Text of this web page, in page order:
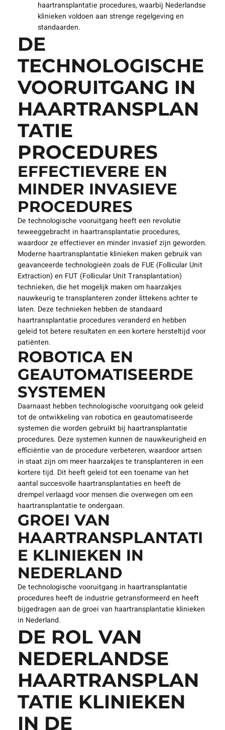
haartransplantatie procedures, waarbij Nederlandse
klinieken voldoen aan strenge regelgeving en
standaarden.
DE
TECHNOLOGISCHE
VOORUITGANG IN
HAARTRANSPLAN
TATIE
PROCEDURES
EFFECTIEVERE EN
MINDER INVASIEVE
PROCEDURES
De technologische vooruitgang heeft een revolutie
teweeggebracht in haartransplantatie procedures,
waardoor ze effectiever en minder invasief zijn geworden.
Moderne haartransplantatie klinieken maken gebruik van
geavanceerde technologieën zoals de FUE (Follicular Unit
Extraction) en FUT (Follicular Unit Transplantation)
technieken, die het mogelijk maken om haarzakjes
nauwkeurig te transplanteren zonder littekens achter te
laten. Deze technieken hebben de standaard
haartransplantatie procedures veranderd en hebben
geleid tot betere resultaten en een kortere hersteltijd voor
patiënten.
ROBOTICA EN
GEAUTOMATISEERDE
SYSTEMEN
Daarnaast hebben technologische vooruitgang ook geleid
tot de ontwikkeling van robotica en geautomatiseerde
systemen die worden gebruikt bij haartransplantatie
procedures. Deze systemen kunnen de nauwkeurigheid en
efficiëntie van de procedure verbeteren, waardoor artsen
in staat zijn om meer haarzakjes te transplanteren in een
kortere tijd. Dit heeft geleid tot een toename van het
aantal succesvolle haartransplantaties en heeft de
drempel verlaagd voor mensen die overwegen om een
haartransplantatie te ondergaan.
GROEI VAN
HAARTRANSPLANTATI
E KLINIEKEN IN
NEDERLAND
De technologische vooruitgang in haartransplantatie
procedures heeft de industrie getransformeerd en heeft
bijgedragen aan de groei van haartransplantatie klinieken
in Nederland.
DE ROL VAN
NEDERLANDSE
HAARTRANSPLAN
TATIE KLINIEKEN
IN DE